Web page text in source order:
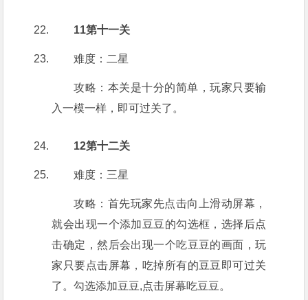
11第十一关
难度：二星
攻略：本关是十分的简单，玩家只要输
入一模一样，即可过关了。
12第十二关
难度：三星
攻略：首先玩家先点击向上滑动屏幕，
就会出现一个添加豆豆的勾选框，选择后点
击确定，然后会出现一个吃豆豆的画面，玩
家只要点击屏幕，吃掉所有的豆豆即可过关
了。勾选添加豆豆,点击屏幕吃豆豆。